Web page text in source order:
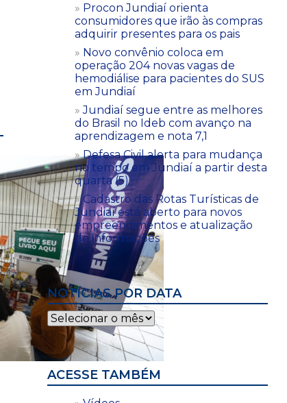
Procon Jundiaí orienta
consumidores que irão às compras
adquirir presentes para os pais
Novo convênio coloca em
operação 204 novas vagas de
hemodiálise para pacientes do SUS
em Jundiaí
Jundiaí segue entre as melhores
do Brasil no Ideb com avanço na
aprendizagem e nota 7,1
Defesa Civil alerta para mudança
no tempo em Jundiaí a partir desta
quarta (5)
Cadastro das Rotas Turísticas de
Jundiaí está aberto para novos
empreendimentos e atualização
de informações
NOTÍCIAS POR DATA
Notícias
por
data
ACESSE TAMBÉM